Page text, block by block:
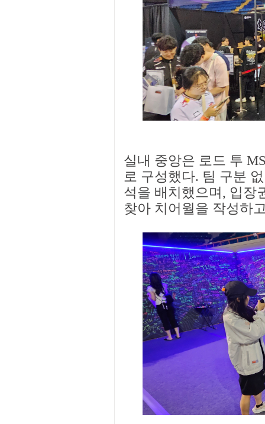
실내 중앙은 로드 투
로 구성했다. 팀 구분
석을 배치했으며, 입장
찾아 치어월을 작성하